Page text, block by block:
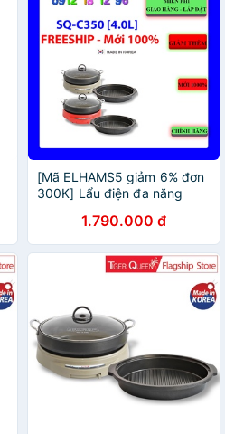
[Mã ELHAMS5 giảm 6% đơn
300K] Lẩu điện đa năng
C350 [4.0L]1.790.000 đ